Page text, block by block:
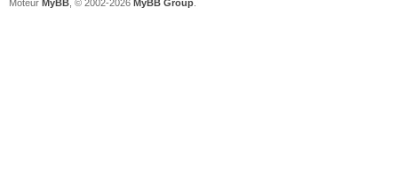
Moteur MyBB , © 2002-2026 MyBB Group